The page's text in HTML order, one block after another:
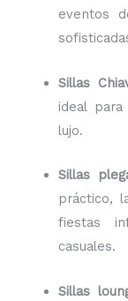
eventos
Sillas
ideal
lujo.
Sillas
práctico,
fiestas
casuales.
Sillas